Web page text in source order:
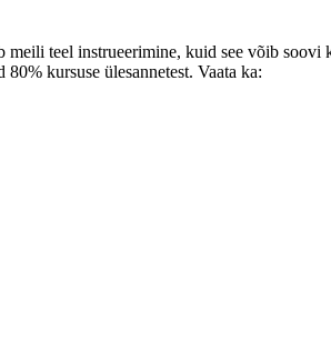
teel instrueerimine, kuid see võib
kursuse ülesannetest. Vaata ka: